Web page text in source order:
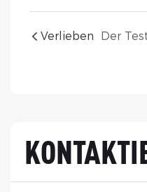
Verlieben